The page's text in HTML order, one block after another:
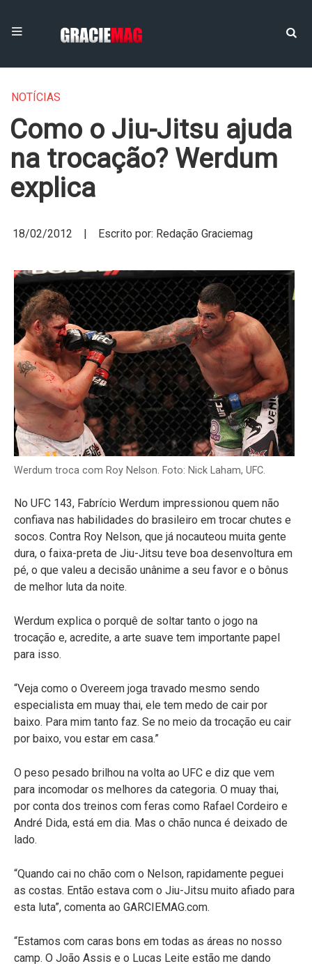
NOTÍCIAS
Como o Jiu-Jitsu ajuda
na trocação? Werdum
explica
18/02/2012 | Escrito por: Redação Graciemag
Werdum troca com Roy Nelson. Foto: Nick Laham, UFC.
No UFC 143, Fabrício Werdum impressionou quem não
confiava nas habilidades do brasileiro em trocar chutes e
socos. Contra Roy Nelson, que já nocauteou muita gente
dura, o faixa-preta de Jiu-Jitsu teve boa desenvoltura em
pé, o que valeu a decisão unânime a seu favor e o bônus
de melhor luta da noite.
Werdum explica o porquê de soltar tanto o jogo na
trocação e, acredite, a arte suave tem importante papel
para isso.
“Veja como o Overeem joga travado mesmo sendo
especialista em muay thai, ele tem medo de cair por
baixo. Para mim tanto faz. Se no meio da trocação eu cair
por baixo, vou estar em casa.”
O peso pesado brilhou na volta ao UFC e diz que vem
para incomodar os melhores da categoria. O muay thai,
por conta dos treinos com feras como Rafael Cordeiro e
André Dida, está em dia. Mas o chão nunca é deixado de
lado.
“Quando cai no chão com o Nelson, rapidamente peguei
as costas. Então estava com o Jiu-Jitsu muito afiado para
esta luta”, comenta ao GARCIEMAG.com.
“Estamos com caras bons em todas as áreas no nosso
camp. O João Assis e o Lucas Leite estão me dando